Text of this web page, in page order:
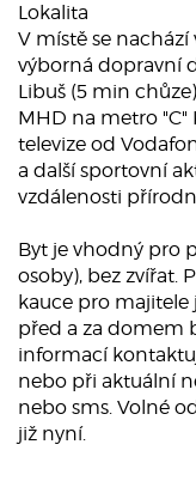
Lokalita
V místě se nachází
výborná dopravní
Libuš (5 min
MHD na metro "C"
televize od
a další sportovní
vzdálenosti
Byt je vhodný pro
osoby), bez zvířat.
kauce pro majitele
před a za domem
informací
nebo při aktuální
nebo sms. Volné
již nyní.